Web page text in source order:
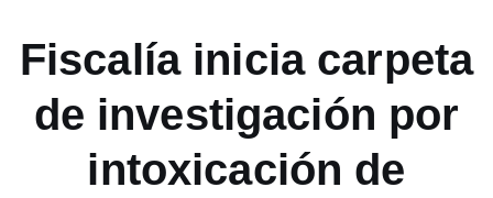
Fiscalía inicia carpeta
de investigación por
intoxicación de